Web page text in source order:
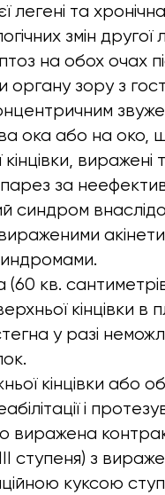
легені та
змін другої
на обох очах
органу зору з
ока або на
кінцівки,
за
синдром
кв.
кінцівки
у разі
кінцівки або
і
виражена
III ступеня) з
куксою